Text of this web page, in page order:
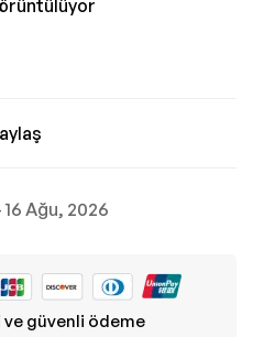
16 Ağu, 2026
güvenli ödeme